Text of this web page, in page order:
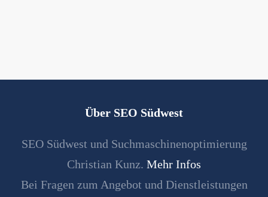
Über SEO Südwest
SEO Südwest und Suchmaschinenoptimierung
Christian Kunz. Mehr Infos
Bei Fragen zum Angebot und Dienstleistungen